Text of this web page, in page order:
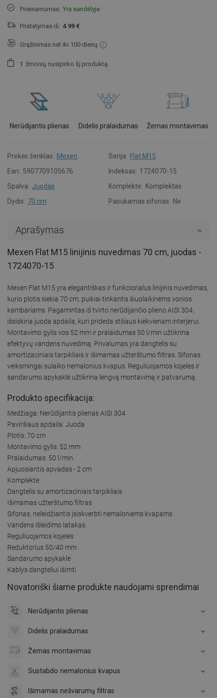
Prieinamumas: Yra sandėlyje
Pristatymas iš: 4.99 €
Grąžinimas net iki 100 dienų
1 žmonių nusipirko šį produktą.
Nerūdijantis plienas Didelis pralaidumas Žemas montavimas
Prekės ženklas: Mexen Serija: Flat M15
Ean: 5907709105676 Indeksas: 1724070-15
Spalva: Juodas Komplekte: Komplektas
Dydis: 70 cm Pasukamas sifonas: Ne
Aprašymas
Mexen Flat M15 linijinis nuvedimas 70 cm, juodas -
1724070-15
Mexen Flat M15 yra elegantiškas ir funkcionalus linijinis nuvedimas,
kurio plotis siekia 70 cm, puikiai tinkantis šiuolaikinėms vonios
kambariams. Pagamintas iš tvirto nerūdijančio plieno AISI 304,
išsiskiria juoda apdaila, kuri prideda stiliaus kiekvienam interjerui.
Montavimo gylis vos 52 mm ir pralaidumas 50 l/min užtikrina
efektyvų vandens nuvedimą. Privalumas yra dangtelis su
amortizaciniais tarpikliais ir išimamas užterštumo filtras. Sifonas
veiksmingai sulaiko nemalonius kvapus. Reguliuojamos kojelės ir
sandarumo apykaklė užtikrina lengvą montavimą ir patvarumą.
Produkto specifikacija:
Medžiaga: Nerūdijantis plienas AISI 304
Paviršiaus apdaila: Juoda
Plotis: 70 cm
Montavimo gylis: 52 mm
Pralaidumas: 50 l/min
Apjuosiantis apvadas - 2 cm
Komplekte:
Dangtelis su amortizaciniais tarpikliais
Išimamas užterštumo filtras
Sifonas, neleidžiantis įsiskverbti nemaloniems kvapams
Vandens išleidimo latakas
Reguliuojamos kojelės
Reduktorius 50/40 mm
Sandarumo apykaklė
Kablys dangteliui išimti
Novatoriški šiame produkte naudojami sprendimai
Nerūdijantis plienas
Didelis pralaidumas
Žemas montavimas
Sustabdo nemalonius kvapus
Išimamas nešvarumų filtras